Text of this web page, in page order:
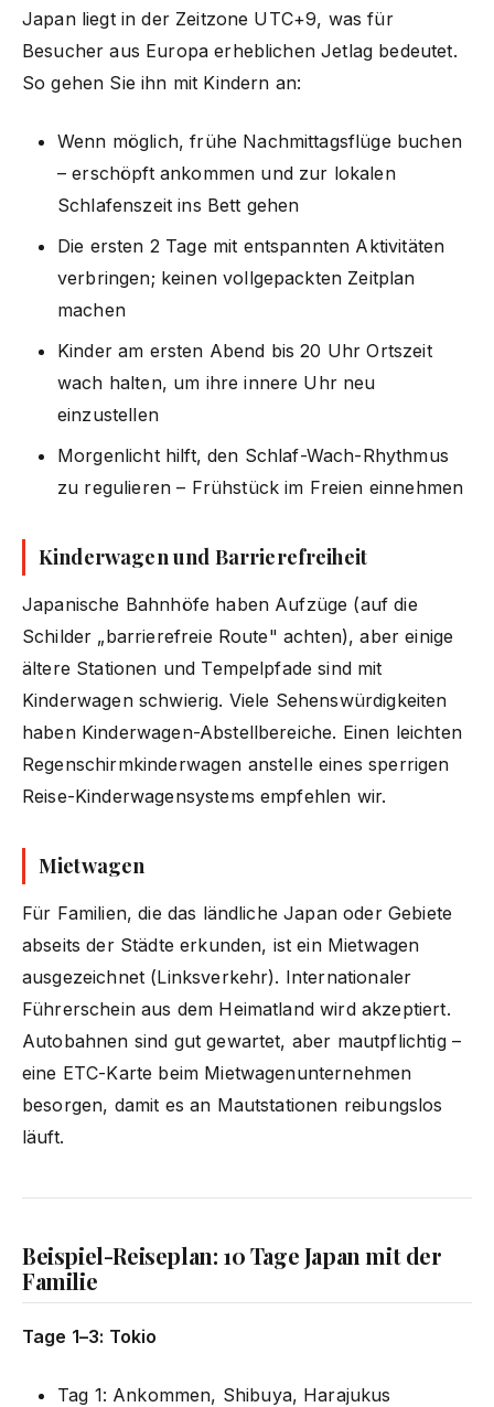
Japan liegt in der Zeitzone UTC+9, was für
Besucher aus Europa erheblichen Jetlag bedeutet.
So gehen Sie ihn mit Kindern an:
Wenn möglich, frühe Nachmittagsflüge buchen
– erschöpft ankommen und zur lokalen
Schlafenszeit ins Bett gehen
Die ersten 2 Tage mit entspannten Aktivitäten
verbringen; keinen vollgepackten Zeitplan
machen
Kinder am ersten Abend bis 20 Uhr Ortszeit
wach halten, um ihre innere Uhr neu
einzustellen
Morgenlicht hilft, den Schlaf-Wach-Rhythmus
zu regulieren – Frühstück im Freien einnehmen
Kinderwagen und Barrierefreiheit
Japanische Bahnhöfe haben Aufzüge (auf die
Schilder „barrierefreie Route" achten), aber einige
ältere Stationen und Tempelpfade sind mit
Kinderwagen schwierig. Viele Sehenswürdigkeiten
haben Kinderwagen-Abstellbereiche. Einen leichten
Regenschirmkinderwagen anstelle eines sperrigen
Reise-Kinderwagensystems empfehlen wir.
Mietwagen
Für Familien, die das ländliche Japan oder Gebiete
abseits der Städte erkunden, ist ein Mietwagen
ausgezeichnet (Linksverkehr). Internationaler
Führerschein aus dem Heimatland wird akzeptiert.
Autobahnen sind gut gewartet, aber mautpflichtig –
eine ETC-Karte beim Mietwagenunternehmen
besorgen, damit es an Mautstationen reibungslos
läuft.
Beispiel-Reiseplan: 10 Tage Japan mit der
Familie
Tage 1–3: Tokio
Tag 1: Ankommen, Shibuya, Harajukus